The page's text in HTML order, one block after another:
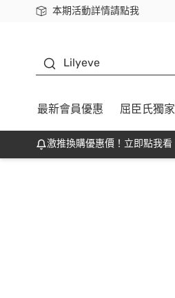
本期活動詳情請點我
下載app最高回饋$350
Lilyeve
最新會員優惠 屈臣氏獨家
激推換購優惠價！立即點我看